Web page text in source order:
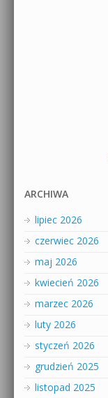
ARCHIWA
lipiec 2026
czerwiec 2026
maj 2026
kwiecień 2026
marzec 2026
luty 2026
styczeń 2026
grudzień 2025
listopad 2025